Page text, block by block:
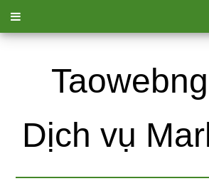
Dịch vụ